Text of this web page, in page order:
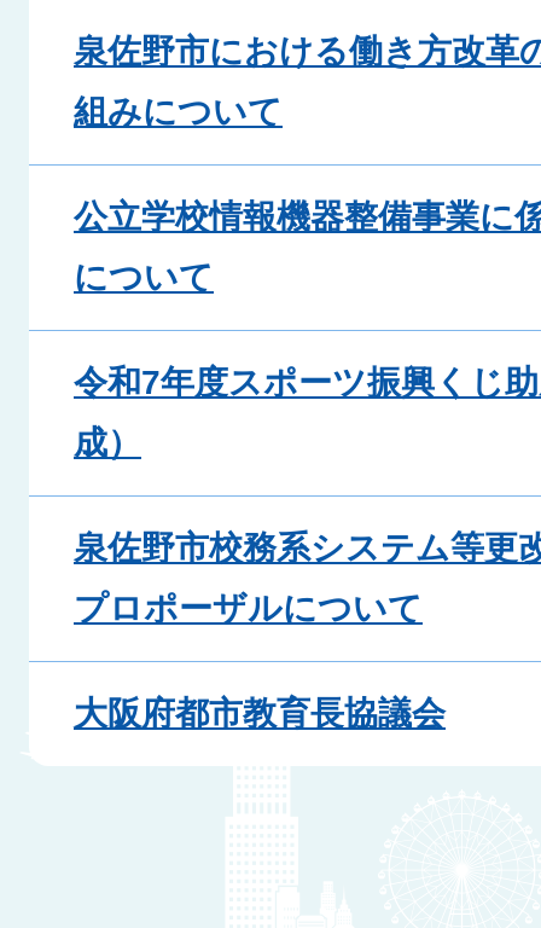
泉佐野市における働き方改革
組みについて
公立学校情報機器整備事業に
について
令和7年度スポーツ振興くじ
成）
泉佐野市校務系システム等更
プロポーザルについて
大阪府都市教育長協議会